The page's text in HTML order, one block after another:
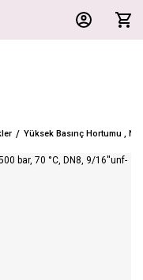
Yüksek Basınç Hortumu ,